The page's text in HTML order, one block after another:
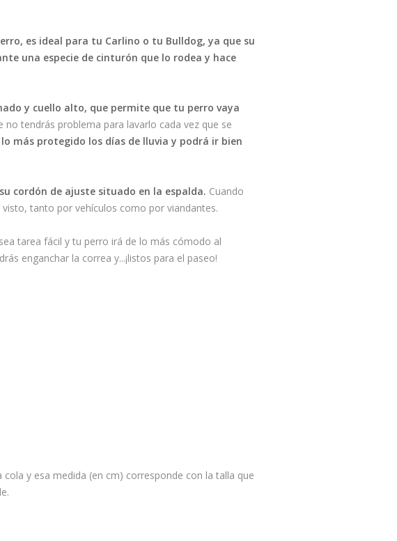
es ideal para tu Carlino o tu Bulldog, ya que su
una especie de cinturón que lo rodea y hace
y cuello alto, que permite que tu perro vaya
no tendrás problema para lavarlo cada vez que se
más protegido los días de lluvia y podrá ir bien
cordón de ajuste situado en la espalda. Cuando
tanto por vehículos como por viandantes.
tarea fácil y tu perro irá de lo más cómodo al
enganchar la correa y...¡listos para el paseo!
y esa medida (en cm) corresponde con la talla que